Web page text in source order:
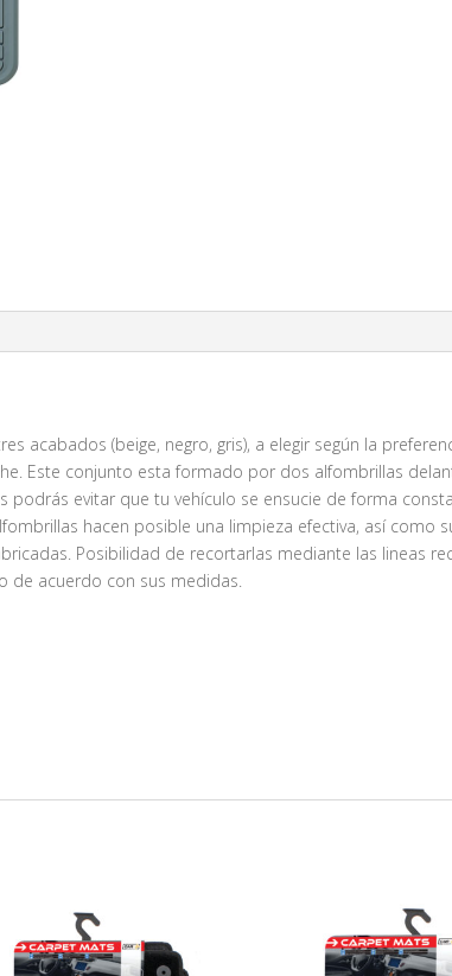
acabados (beige, negro, gris), a elegir según la
Este conjunto esta formado por dos alfombrillas
podrás evitar que tu vehículo se ensucie de forma
hacen posible una limpieza efectiva, así como
Posibilidad de recortarlas mediante las lineas
de acuerdo con sus medidas.